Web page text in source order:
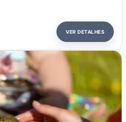
VER DETALHES